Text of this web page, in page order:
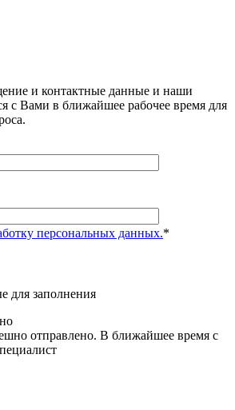
и контактные данные и наши
с Вами в ближайшее рабочее время для
персональных данных.*
для заполнения
отправлено. В ближайшее время с